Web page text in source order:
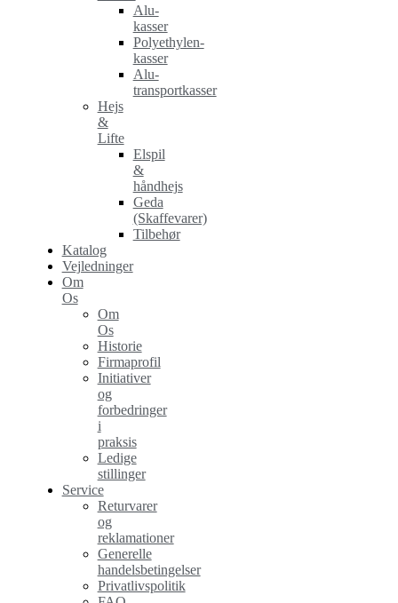
Alu-
kasser
Polyethylen-
kasser
Alu-
transportkasser
Hejs
&
Lifte
Elspil
&
håndhejs
Geda
(Skaffevarer)
Tilbehør
Katalog
Vejledninger
Om
Os
Om
Os
Historie
Firmaprofil
Initiativer
og
forbedringer
i
praksis
Ledige
stillinger
Service
Returvarer
og
reklamationer
Generelle
handelsbetingelser
Privatlivspolitik